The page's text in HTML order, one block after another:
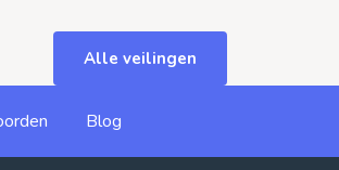
Alle veilingen
Blog